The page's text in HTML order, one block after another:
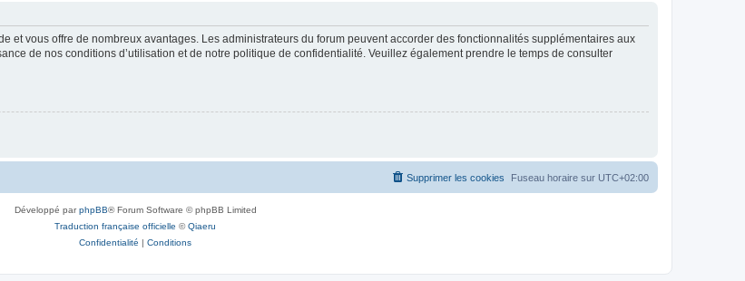
et vous offre de nombreux avantages. Les administrateurs du forum peuvent accorder des fonctionnalités supplémentaires aux
de nos conditions d’utilisation et de notre politique de confidentialité. Veuillez également prendre le temps de consulter
Fuseau horaire sur UTC+02:00
Supprimer les cookies
Développé parphpBB® Forum Software © phpBB Limited
Traduction française officielle ©Qiaeru
Confidentialité | Conditions